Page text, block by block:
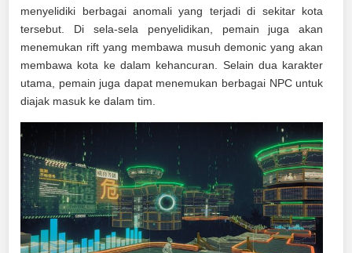
menyelidiki berbagai anomali yang terjadi di sekitar kota
tersebut. Di sela-sela penyelidikan, pemain juga akan
menemukan rift yang membawa musuh demonic yang akan
membawa kota ke dalam kehancuran. Selain dua karakter
utama, pemain juga dapat menemukan berbagai NPC untuk
diajak masuk ke dalam tim.